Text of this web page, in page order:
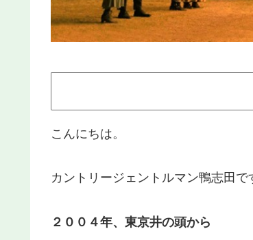
こんにちは。
カントリージェントルマン鴨志田で
２００４年、東京井の頭から